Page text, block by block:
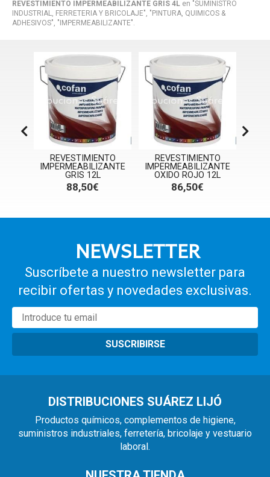
REVESTIMIENTO IMPERMEABILIZANTE GRIS 4L en "SUMINISTRO
INDUSTRIAL, FERRETERIA Y BRICOLAJE", "PINTURA, QUIMICOS &
ADHESIVOS", "IMPERMEABILIZANTE".
REVESTIMIENTO
IMPERMEABILIZANTE
GRIS 12L
88,50€
REVESTIMIENTO
IMPERMEABILIZANTE
OXIDO ROJO 12L
86,50€
NEWSLETTER
Suscríbete a nuestro newsletter para
recibir ofertas y novedades exclusivas.
SUSCRIBIRSE
DISTRIBUCIONES SUÁREZ LIJÓ
Productos químicos, complementos de higiene,
suministros industriales, ferretería, bricolaje y vestuario
laboral.